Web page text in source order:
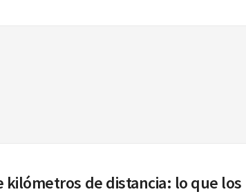
kilómetros de distancia: lo que